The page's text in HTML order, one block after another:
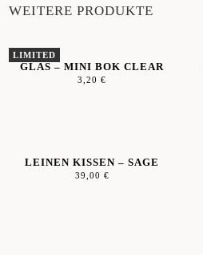
WEITERE PRODUKTE
GLAS – MINI BOK CLEAR
3,20€
LEINEN KISSEN – SAGE
39,00 €